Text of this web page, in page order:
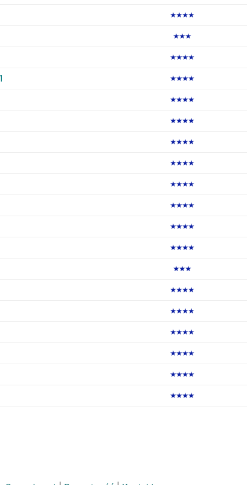
★★★★
★★★
★★★★
★★★★
★★★★
★★★★
★★★★
★★★★
★★★★
★★★★
★★★★
★★★★
★★★
★★★★
★★★★
★★★★
★★★★
★★★★
★★★★